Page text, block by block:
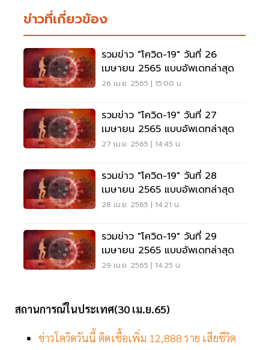
ข่าวที่เกี่ยวข้อง
รวมข่าว "โควิด-19" วันที่ 26
เมษายน 2565 แบบอัพเดทล่าสุด
26 เม.ย. 2565 | 15:00 น.
รวมข่าว "โควิด-19" วันที่ 27
เมษายน 2565 แบบอัพเดทล่าสุด
27 เม.ย. 2565 | 14:45 น.
รวมข่าว "โควิด-19" วันที่ 28
เมษายน 2565 แบบอัพเดทล่าสุด
28 เม.ย. 2565 | 14:21 น.
รวมข่าว "โควิด-19" วันที่ 29
เมษายน 2565 แบบอัพเดทล่าสุด
29 เม.ย. 2565 | 14:25 น.
สถานการณ์ในประเทศ(30 เม.ย.65)
ข่าวโควิดวันนี้ ติดเชื้อเพิ่ม 12,888 ราย เสียชีวิต